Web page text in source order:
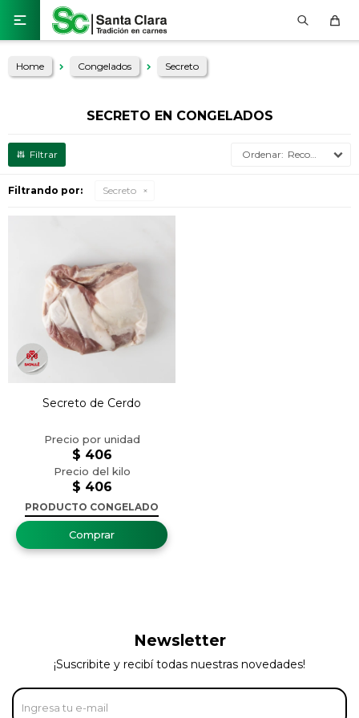

Home Congelados Secreto
SECRETO EN CONGELADOS
Recomendados
Filtrando por: Secreto
Secreto de Cerdo
$ 406
$ 406
PRODUCTO CONGELADO
Newsletter
¡Suscribite y recibí todas nuestras novedades!